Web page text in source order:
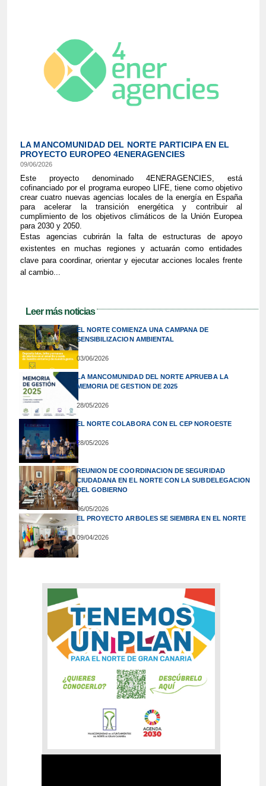
LA MANCOMUNIDAD DEL NORTE PARTICIPA EN EL
PROYECTO EUROPEO 4ENERAGENCIES
09/06/2026
Este proyecto denominado 4ENERAGENCIES, está
cofinanciado por el programa europeo LIFE, tiene como objetivo
crear cuatro nuevas agencias locales de la energía en España
para acelerar la transición energética y contribuir al
cumplimiento de los objetivos climáticos de la Unión Europea
para 2030 y 2050.
Estas agencias cubrirán la falta de estructuras de apoyo
existentes en muchas regiones y actuarán como entidades
clave para coordinar, orientar y ejecutar acciones locales frente
al cambio...
Leer más noticias
EL NORTE COMIENZA UNA CAMPANA DE
SENSIBILIZACION AMBIENTAL
03/06/2026
LA MANCOMUNIDAD DEL NORTE APRUEBA LA
MEMORIA DE GESTION DE 2025
28/05/2026
EL NORTE COLABORA CON EL CEP NOROESTE
28/05/2026
REUNION DE COORDINACION DE SEGURIDAD
CIUDADANA EN EL NORTE CON LA SUBDELEGACION
DEL GOBIERNO
06/05/2026
EL PROYECTO ARBOLES SE SIEMBRA EN EL NORTE
09/04/2026